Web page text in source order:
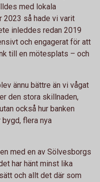
med lokala
2023 så hade vi varit
inleddes redan 2019
och engagerat för att
till en mötesplats – och
ännu bättre än vi vågat
den stora skillnaden,
också hur banken
flera nya
med en av Sölvesborgs
har hänt minst lika
och allt det där som